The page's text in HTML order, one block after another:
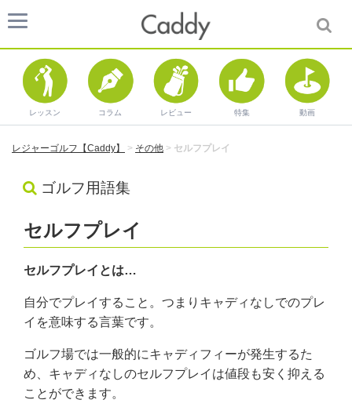
レッスン コラム レビュー 特集 動画
レジャーゴルフ【Caddy】 > その他 > セルフプレイ
ゴルフ用語集
セルフプレイ
セルフプレイとは…
自分でプレイすること。つまりキャディなしでのプレ
イを意味する言葉です。
ゴルフ場では一般的にキャディフィーが発生するた
め、キャディなしのセルフプレイは値段も安く抑える
ことができます。